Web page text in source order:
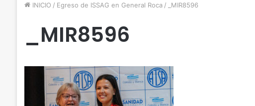
INICIO / Egreso de ISSAG en General Roca / _MIR8596
_MIR8596